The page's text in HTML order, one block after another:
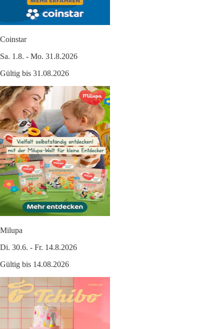
Coinstar
Sa. 1.8. - Mo. 31.8.2026
Gültig bis 31.08.2026
Milupa
Di. 30.6. - Fr. 14.8.2026
Gültig bis 14.08.2026